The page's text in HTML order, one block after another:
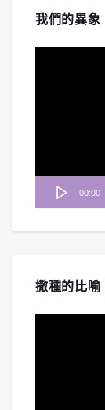
我們的異象
00:00
撒種的比喻